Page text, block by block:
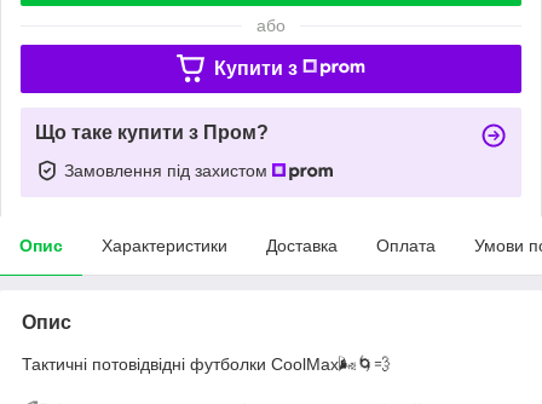
або
Купити з
Що таке купити з Пром?
Замовлення під захистом
Опис Характеристики Доставка Оплата Умови
Опис
Тактичні потовідвідні футболки CoolMax🌬️🌀💨